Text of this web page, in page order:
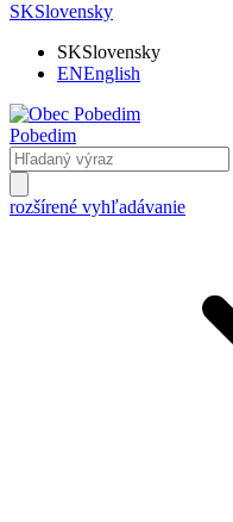
SKSlovensky
SKSlovensky
ENEnglish
Pobedim
rozšírené vyhľadávanie